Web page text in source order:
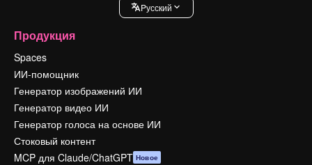
Pусский
Продукция
Spaces
ИИ-помощник
Генератор изображений ИИ
Генератор видео ИИ
Генератор голоса на основе ИИ
Стоковый контент
MCP для Claude/ChatGPT Новое